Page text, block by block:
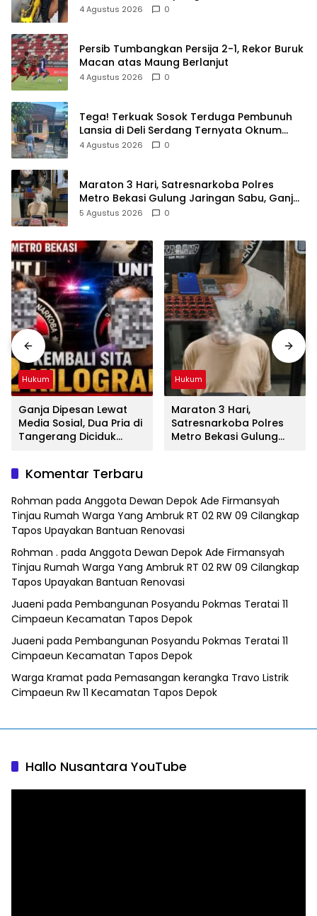
TransJakarta Karena Bau Badan
4 Agustus 2026 0
Persib Tumbangkan Persija 2-1, Rekor Buruk
Macan atas Maung Berlanjut
4 Agustus 2026 0
Tega! Terkuak Sosok Terduga Pembunuh
Lansia di Deli Serdang Ternyata Oknum
Polisi Tetangga Korban
4 Agustus 2026 0
Maraton 3 Hari, Satresnarkoba Polres
Metro Bekasi Gulung Jaringan Sabu, Ganja,
dan Tramadol
5 Agustus 2026 0
Hukum
Ganja Dipesan Lewat
Media Sosial, Dua Pria di
Tangerang Diciduk
Hukum
Maraton 3 Hari,
Satresnarkoba Polres
Metro Bekasi Gulung
Komentar Terbaru
Rohman pada Anggota Dewan Depok Ade Firmansyah
Tinjau Rumah Warga Yang Ambruk RT 02 RW 09 Cilangkap
Tapos Upayakan Bantuan Renovasi
Rohman . pada Anggota Dewan Depok Ade Firmansyah
Tinjau Rumah Warga Yang Ambruk RT 02 RW 09 Cilangkap
Tapos Upayakan Bantuan Renovasi
Juaeni pada Pembangunan Posyandu Pokmas Teratai 11
Cimpaeun Kecamatan Tapos Depok
Juaeni pada Pembangunan Posyandu Pokmas Teratai 11
Cimpaeun Kecamatan Tapos Depok
Warga Kramat pada Pemasangan kerangka Travo Listrik
Cimpaeun Rw 11 Kecamatan Tapos Depok
Hallo Nusantara YouTube